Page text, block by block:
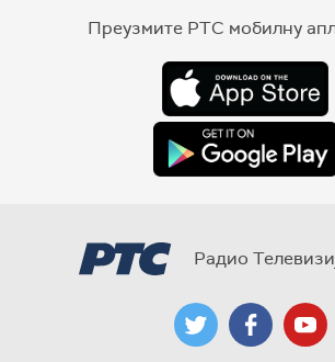
Преузмите РТС мобилну
Радио